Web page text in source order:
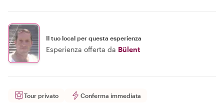
Il tuo local per questa esperienza
Esperienza offerta da Bülent
Tour privato Conferma immediata